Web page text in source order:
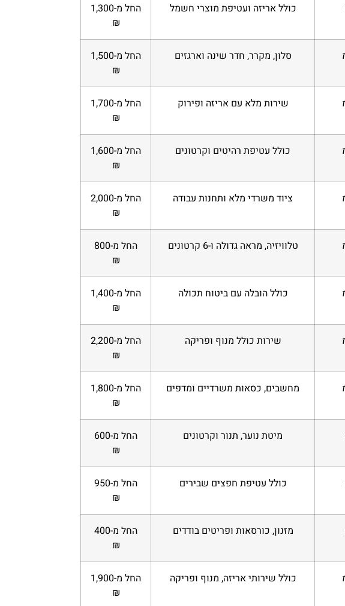
כולל אריזה ועטיפת מוצרי חשמל
החל מ-1,300
₪
סלון, מקרר, חדר שינה וארגזים
החל מ-1,500
₪
שירות מלא עם אריזה ופירוק
החל מ-1,700
₪
כולל עטיפת רהיטים וקרטונים
החל מ-1,600
₪
ציוד משרדי מלא ותחנות עבודה
החל מ-2,000
₪
טלוויזיה, מראה גדולה ו-6 קרטונים
החל מ-800
₪
כולל הובלה עם ביטוח תכולה
החל מ-1,400
₪
שירות כולל מנוף ופריקה
החל מ-2,200
₪
מחשבים, כסאות משרדיים ומדפים
החל מ-1,800
₪
מיטת נוער, תנור וקרטונים
החל מ-600
₪
כולל עטיפת חפצים שבירים
החל מ-950
₪
מזנון, כורסאות ופריטים בודדים
החל מ-400
₪
כולל שירותי אריזה, מנוף ופריקה
החל מ-1,900
₪